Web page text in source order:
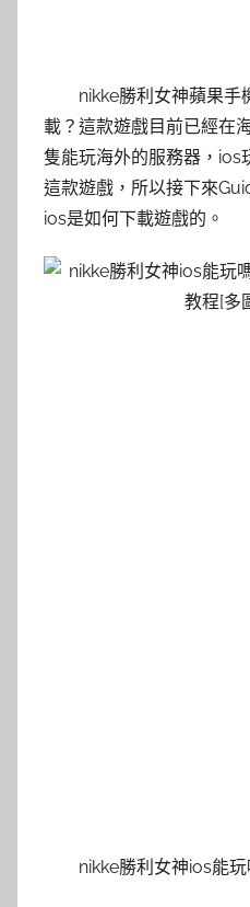
nikke勝利女神蘋果手
載？這款遊戲目前已經在
隻能玩海外的服務器，ios
這款遊戲，所以接下來
ios是如何下載遊戲的。
nikke勝利女神ios能玩